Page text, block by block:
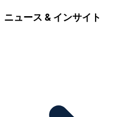
ニュース & インサイト